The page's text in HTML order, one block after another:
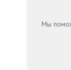
Мы